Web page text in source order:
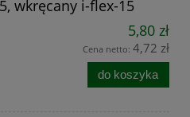
wkręcany i-flex-15
5,80 zł
Cena netto: 4,72 zł
do koszyka